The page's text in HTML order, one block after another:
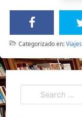
Categorizado en:Viajes